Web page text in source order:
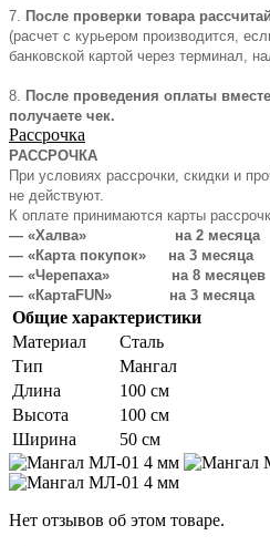
7.
После проверки товара
(расчет с курьером производится,
банковской картой через терминал,
8.
После проведения оплаты
получаете чек.
Рассрочка
РАССРОЧКА
При условиях рассрочки, скидки и
не действуют.
К оплате принимаются карты
— «Халва» на 2 месяца
— «Карта покупок» на 3 месяца
— «Черепаха» на 8 месяцев
— «КартаFUN» на 3 месяца
Общие характеристики
Материал
Сталь
Тип
Мангал
Длина
100 см
Высота
100 см
Ширина
50 см
Нет отзывов об этом товаре.